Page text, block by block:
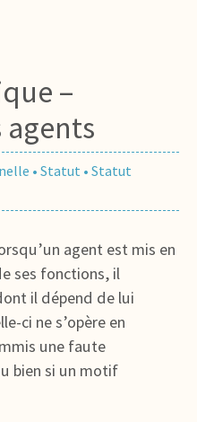
–
• Statut • Statut
agent est mis en
ses fonctions, il
il dépend de lui
ci ne s’opère en
une faute
bien si un motif